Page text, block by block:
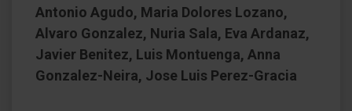
Antonio Agudo, Maria Dolores Lozano,
Alvaro Gonzalez, Nuria Sala, Eva Ardanaz,
Javier Benitez, Luis Montuenga, Anna
Gonzalez-Neira, Jose Luis Perez-Gracia